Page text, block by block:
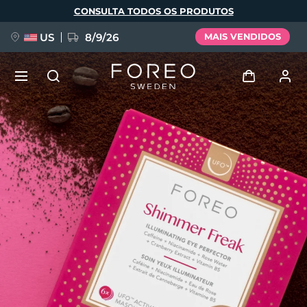
principal
CONSULTA TODOS OS PRODUTOS
US 8/9/26 MAIS VENDIDOS
Entrar
Perfil de usuário
Meus aparelhos
Meus pedidos
Meus endereços
As minhas subscrições
NOVIDADE
FAQ™ Pure Beauty-Tech Elixir
BREAKING NEWS
issa™ Teeth Whitening Set
Idioma
English Deutsch
Español
Français
Italiano
Português
Polski
Svenska
Русский
简体中文 繁體中文